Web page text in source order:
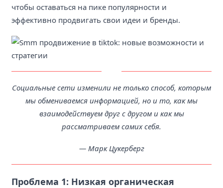
чтобы оставаться на пике популярности и
эффективно продвигать свои идеи и бренды.
Социальные сети изменили не только способ, которым
мы обмениваемся информацией, но и то, как мы
взаимодействуем друг с другом и как мы
рассматриваем самих себя.
— Марк Цукерберг
Проблема 1: Низкая органическая